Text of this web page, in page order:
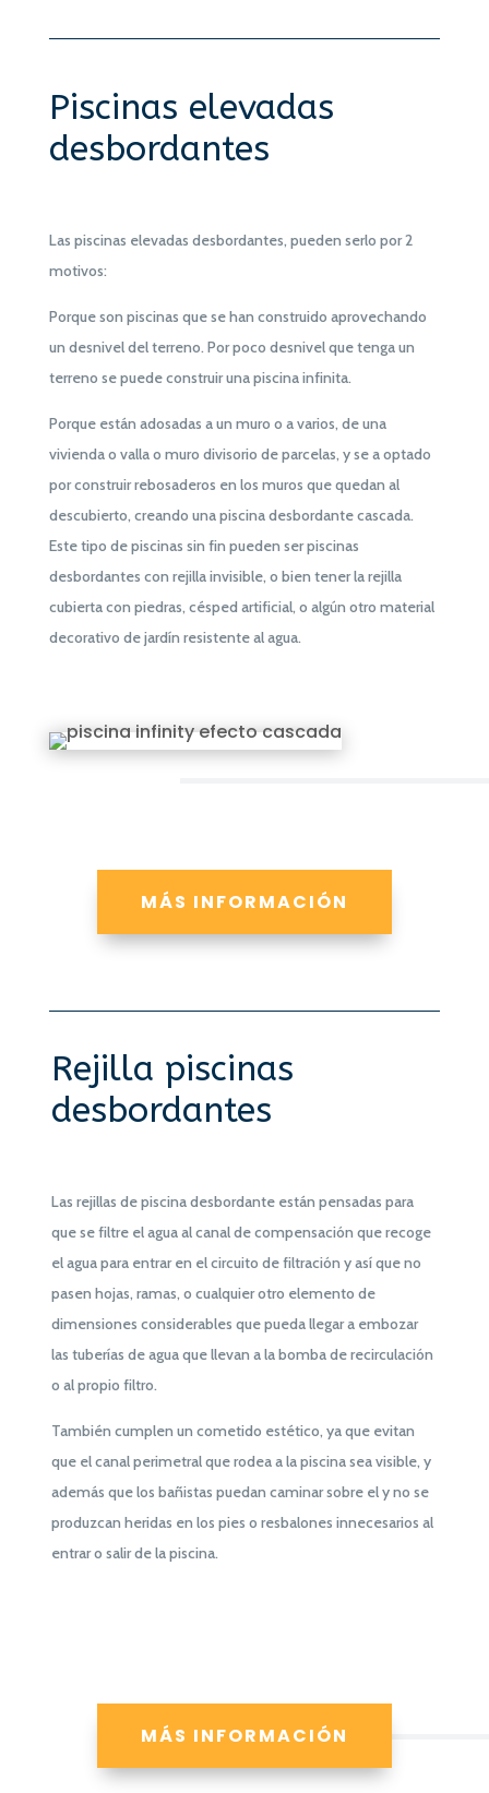
Piscinas elevadas
desbordantes
Las piscinas elevadas desbordantes, pueden serlo por 2
motivos:
Porque son piscinas que se han construido aprovechando
un desnivel del terreno. Por poco desnivel que tenga un
terreno se puede construir una piscina infinita.
Porque están adosadas a un muro o a varios, de una
vivienda o valla o muro divisorio de parcelas, y se a optado
por construir rebosaderos en los muros que quedan al
descubierto, creando una piscina desbordante cascada.
Este tipo de piscinas sin fin pueden ser piscinas
desbordantes con rejilla invisible, o bien tener la rejilla
cubierta con piedras, césped artificial, o algún otro material
decorativo de jardín resistente al agua.
MÁS INFORMACIÓN
Rejilla piscinas
desbordantes
Las rejillas de piscina desbordante están pensadas para
que se filtre el agua al canal de compensación que recoge
el agua para entrar en el circuito de filtración y así que no
pasen hojas, ramas, o cualquier otro elemento de
dimensiones considerables que pueda llegar a embozar
las tuberías de agua que llevan a la bomba de recirculación
o al propio filtro.
También cumplen un cometido estético, ya que evitan
que el canal perimetral que rodea a la piscina sea visible, y
además que los bañistas puedan caminar sobre el y no se
produzcan heridas en los pies o resbalones innecesarios al
entrar o salir de la piscina.
MÁS INFORMACIÓN